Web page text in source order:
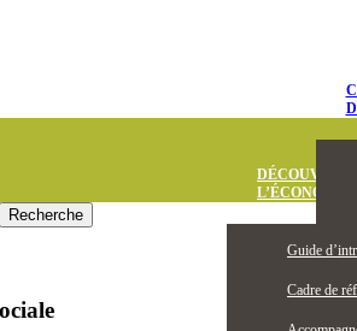
DÉCOUVREZ
L’ÉCONOMIE
Guide
Cadre de